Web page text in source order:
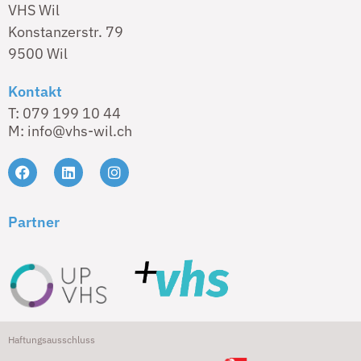
VHS Wil
Konstanzerstr. 79
9500 Wil
Kontakt
T: 079 199 10 44
M: info@vhs-wil.ch
Partner
Haftungsausschluss